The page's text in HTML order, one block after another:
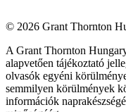
© 2026 Grant Thornton
A Grant Thornton
alapvetően tájékoztató
olvasók egyéni
semmilyen körülmények
információk